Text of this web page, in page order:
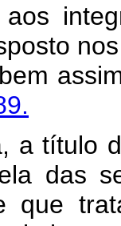
a título
das
que